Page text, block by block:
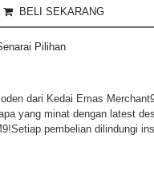
BELI SEKARANG
Pilihan
dari Kedai Emas
yang minat dengan latest
pembelian dilindungi